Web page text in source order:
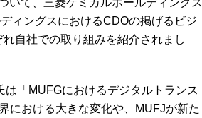
いて、三菱ケミカルホールディングス
ィングスにおけるCDOの掲げるビジ
自社での取り組みを紹介されまし
「MUFGにおけるデジタルトランス
における大きな変化や、MUFJが新た